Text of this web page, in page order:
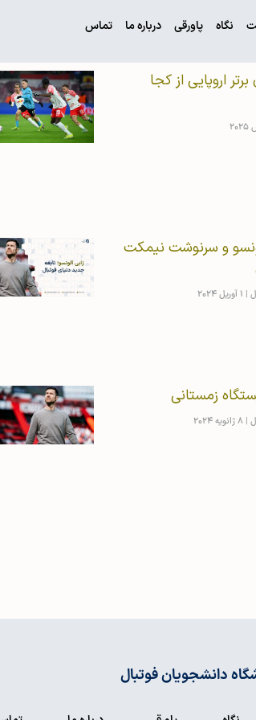
نگاه پاورقی درباره ما تماس
اروپایی از کجا
و سرنوشت نیمکت
1 آوریل 2024
زمستانی
8 ژانویه 2024
دانشجویان فوتبال